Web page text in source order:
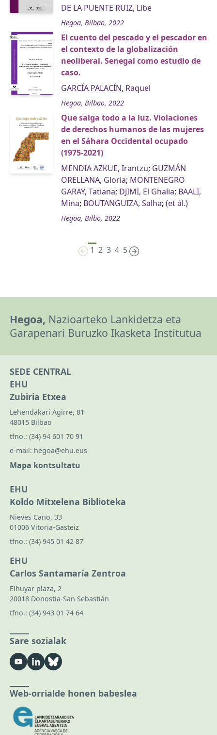
DE LA PUENTE RUIZ, Libe
Hegoa, Bilbao, 2022
El cuento del pescado y el pescador en
el contexto de la globalización
neoliberal. Senegal como estudio de
caso.
GARCÍA PALACÍN, Raquel
Hegoa, Bilbao, 2022
Que salga todo a la luz. Violaciones
de derechos humanos de las mujeres
en el Sáhara Occidental ocupado
(1975-2021)
MENDIA AZKUE, Irantzu; GUZMÁN
ORELLANA, Gloria; MONTENEGRO
GARAY, Tatiana; DJIMI, El Ghalia; BAALI,
Mina; BOUTANGUIZA, Salha; (et ál.)
Hegoa, Bilbo, 2022
1 2 3 4 5
Hegoa, Nazioarteko Lankidetza eta
Garapenari Buruzko Ikasketa Institutua
SEDE CENTRAL
EHU
Zubiria Etxea
Lehendakari Agirre, 81
48015 Bilbao
tfno.: (34) 94 601 70 91
e-mail: hegoa@ehu.eus
Mapa kontsultatu
EHU
Koldo Mitxelena Biblioteka
Nieves Cano, 33
01006 Vitoria-Gasteiz
tfno.: (34) 945 01 42 87
EHU
Carlos Santamaría Zentroa
Elhuyar plaza, 2
20018 Donostia-San Sebastián
tfno.: (34) 943 01 74 64
Sare sozialak
Web-orrialde honen babeslea